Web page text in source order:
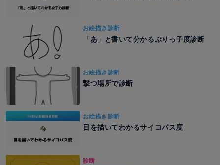
お絵描き診断
「あ」と書いて分かるぶりっ子度診断
お絵描き診断
撃つ場所で診断
お絵描き診断
目を描いてわかるサイコパス度
診断